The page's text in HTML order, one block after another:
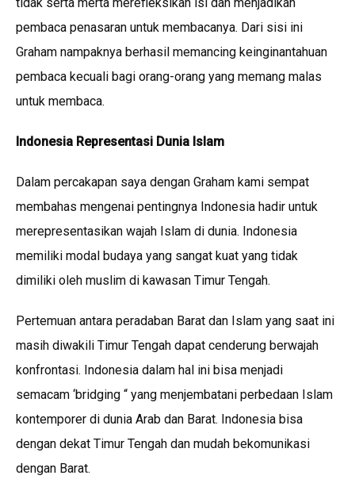
pembaca penasaran untuk membacanya. Dari sisi ini
Graham nampaknya berhasil memancing keinginantahuan
pembaca kecuali bagi orang-orang yang memang malas
untuk membaca.
Indonesia Representasi Dunia Islam
Dalam percakapan saya dengan Graham kami sempat
membahas mengenai pentingnya Indonesia hadir untuk
merepresentasikan wajah Islam di dunia. Indonesia
memiliki modal budaya yang sangat kuat yang tidak
dimiliki oleh muslim di kawasan Timur Tengah.
Pertemuan antara peradaban Barat dan Islam yang saat ini
masih diwakili Timur Tengah dapat cenderung berwajah
konfrontasi. Indonesia dalam hal ini bisa menjadi
semacam ‘bridging “ yang menjembatani perbedaan Islam
kontemporer di dunia Arab dan Barat. Indonesia bisa
dengan dekat Timur Tengah dan mudah bekomunikasi
dengan Barat.